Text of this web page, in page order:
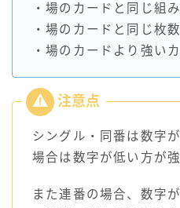
・場のカードと同じ組
・場のカードと同じ枚数
・場のカードより強い
シングル・同番は数字
場合は数字が低い方が
また連番の場合、数字